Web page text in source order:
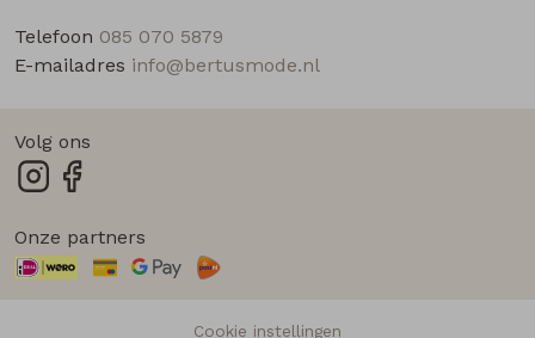
Telefoon 085 070 5879
E-mailadres info@bertusmode.nl
Volg ons
Onze partners
Cookie instellingen